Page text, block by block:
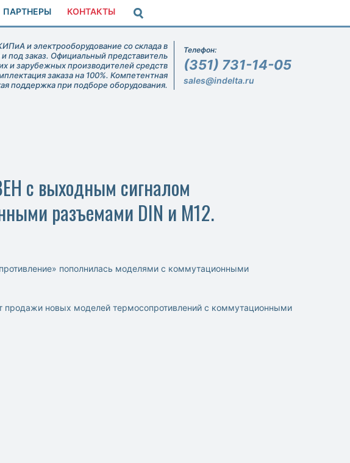
ПАРТНЕРЫ КОНТАКТЫ
и электрооборудование со склада в
под заказ. Официальный представитель
и зарубежных производителей средств
заказа на 100%. Компетентная
поддержка при подборе оборудования.
Телефон:
(351) 731-14-05
sales@indelta.ru
с выходным сигналом
разъемами DIN и М12.
пополнилась моделями с коммутационными
продажи новых моделей термосопротивлений с коммутационными